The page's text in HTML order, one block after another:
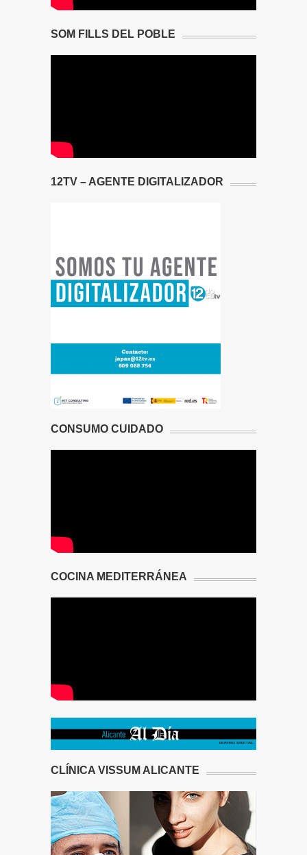
SOM FILLS DEL POBLE
12TV – AGENTE DIGITALIZADOR
CONSUMO CUIDADO
COCINA MEDITERRÁNEA
CLÍNICA VISSUM ALICANTE